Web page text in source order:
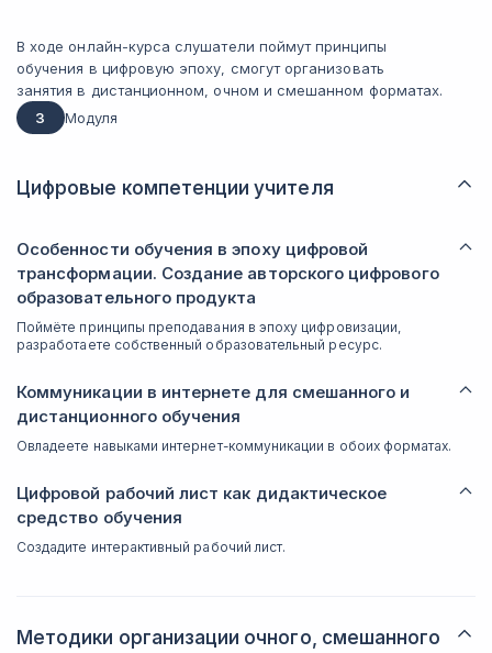
В ходе онлайн-курса слушатели поймут принципы
обучения в цифровую эпоху, смогут организовать
занятия в дистанционном, очном и смешанном форматах.
3
Модуля
Цифровые компетенции учителя
Особенности обучения в эпоху цифровой
трансформации. Создание авторского цифрового
образовательного продукта
Поймёте принципы преподавания в эпоху цифровизации,
разработаете собственный образовательный ресурс.
Коммуникации в интернете для смешанного и
дистанционного обучения
Овладеете навыками интернет-коммуникации в обоих форматах.
Цифровой рабочий лист как дидактическое
средство обучения
Создадите интерактивный рабочий лист.
Методики организации очного, смешанного